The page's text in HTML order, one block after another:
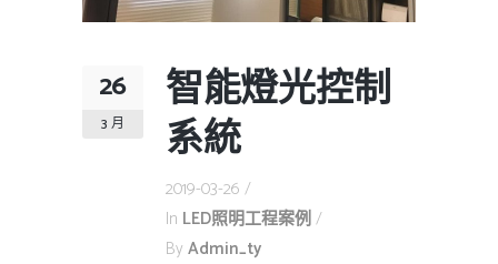
26
3 月
智能燈光控制
系統
2019-03-26
In LED照明工程案例
By Admin_ty